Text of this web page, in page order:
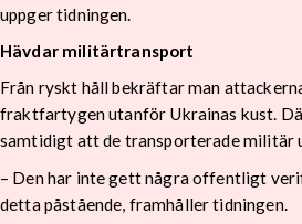
uppger tidningen.
Hävdar militärtransport
Från ryskt håll bekräftar man
fraktfartygen utanför Ukrainas kust.
samtidigt att de transporterade militär
– Den har inte gett några offentligt
detta påstående, framhåller tidningen.